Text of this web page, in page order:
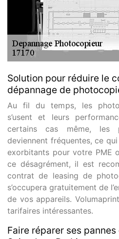
Solution pour réduire le
dépannage de
Au fil du temps, les
s’usent et leurs
certains cas même, les
deviennent fréquentes, ce
exorbitants pour votre PME
ce désagrément, il est
contrat de leasing de
s’occupera gratuitement de
de vos appareils.
tarifaires intéressantes.
Faire réparer ses